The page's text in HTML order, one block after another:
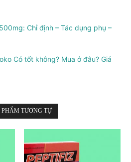
Chỉ định – Tác dụng phụ –
Có tốt không? Mua ở đâu? Giá
PHẨM TƯƠNG TỰ